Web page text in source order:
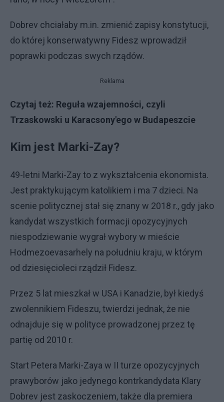
Dobrev chciałaby m.in. zmienić zapisy konstytucji,
do której konserwatywny Fidesz wprowadził
poprawki podczas swych rządów.
Reklama
Czytaj też: Reguła wzajemności, czyli
Trzaskowski u Karacsony'ego w Budapeszcie
Kim jest Marki-Zay?
49-letni Marki-Zay to z wykształcenia ekonomista.
Jest praktykującym katolikiem i ma 7 dzieci. Na
scenie politycznej stał się znany w 2018 r., gdy jako
kandydat wszystkich formacji opozycyjnych
niespodziewanie wygrał wybory w mieście
Hodmezoevasarhely na południu kraju, w którym
od dziesięcioleci rządził Fidesz.
Przez 5 lat mieszkał w USA i Kanadzie, był kiedyś
zwolennikiem Fideszu, twierdzi jednak, że nie
odnajduje się w polityce prowadzonej przez tę
partię od 2010 r.
Start Petera Marki-Zaya w II turze opozycyjnych
prawyborów jako jedynego kontrkandydata Klary
Dobrev jest zaskoczeniem, także dla premiera